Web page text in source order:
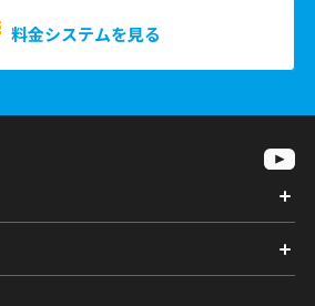
料金システムを見る